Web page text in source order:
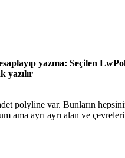
yazma: Seçilen
yazılır
polyline var. Bunların
ama ayrı ayrı alan ve